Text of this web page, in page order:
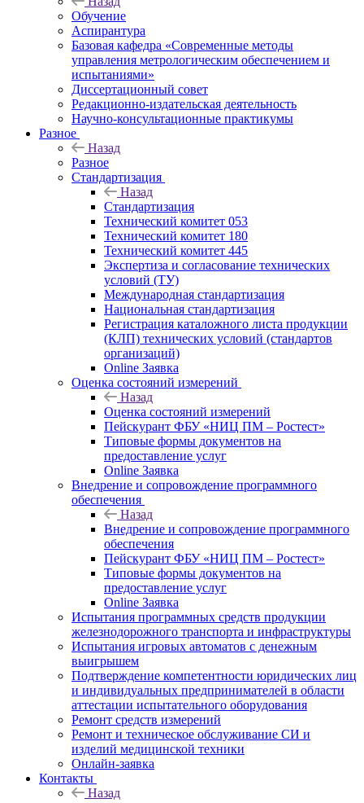
Обучение
Аспирантура
Базовая кафедра «Современные методы
управления метрологическим обеспечением и
испытаниями»
Диссертационный совет
Редакционно-издательская деятельность
Научно-консультационные практикумы
Разное
Назад
Разное
Стандартизация
Назад
Стандартизация
Технический комитет 053
Технический комитет 180
Технический комитет 445
Экспертиза и согласование технических
условий (ТУ)
Международная стандартизация
Национальная стандартизация
Регистрация каталожного листа продукции
(КЛП) технических условий (стандартов
организаций)
Online Заявка
Оценка состояний измерений
Назад
Оценка состояний измерений
Пейскурант ФБУ «НИЦ ПМ – Ростест»
Типовые формы документов на
предоставление услуг
Online Заявка
Внедрение и сопровождение программного
обеспечения
Назад
Внедрение и сопровождение программного
обеспечения
Пейскурант ФБУ «НИЦ ПМ – Ростест»
Типовые формы документов на
предоставление услуг
Online Заявка
Испытания программных средств продукции
железнодорожного транспорта и инфраструктуры
Испытания игровых автоматов с денежным
выигрышем
Подтверждение компетентности юридических лиц
и индивидуальных предпринимателей в области
аттестации испытательного оборудования
Ремонт средств измерений
Ремонт и техническое обслуживание СИ и
изделий медицинской техники
Онлайн-заявка
Контакты
Назад